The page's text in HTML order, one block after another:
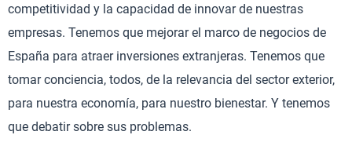
competitividad y la capacidad de innovar de nuestras
empresas. Tenemos que mejorar el marco de negocios de
España para atraer inversiones extranjeras. Tenemos que
tomar conciencia, todos, de la relevancia del sector exterior,
para nuestra economía, para nuestro bienestar. Y tenemos
que debatir sobre sus problemas.